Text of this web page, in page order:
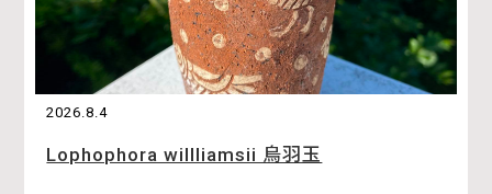
2026.8.4
Lophophora willliamsii 烏羽玉